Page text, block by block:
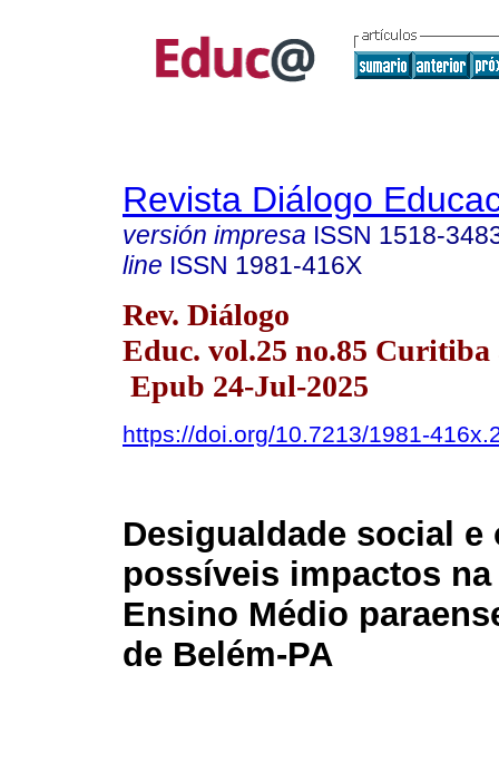
Revista Diálogo
versión impresa ISSN 1518-
line ISSN 1981-416X
Rev. Diálogo
Educ. vol.25 no.85 Curitiba
Epub 24-Jul-2025
https://doi.org/10.7213/1981-
Desigualdade social e
possíveis impactos
Ensino Médio
de Belém-PA